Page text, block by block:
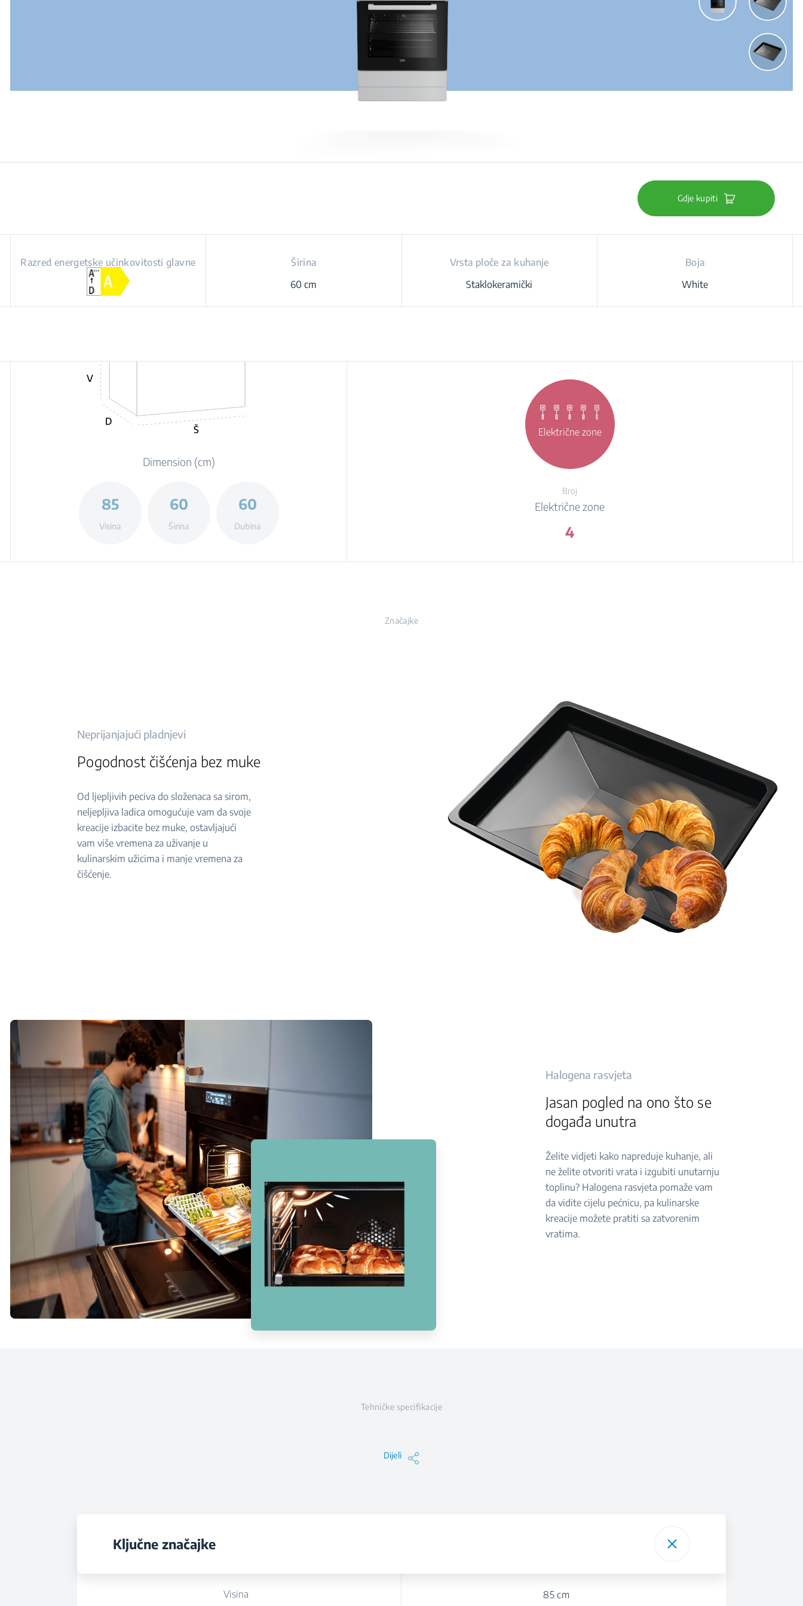
Gdje kupiti
Razred energetske učinkovitosti glavne
šupljine
Širina
60 cm
Vrsta ploče za kuhanje
Staklokeramički
Boja
White
V
D
Š
Dimension (cm)
85
Visina
60
Širina
60
Dubina
Električne zone
Broj
Električne zone
4
Značajke
Neprijanjajući pladnjevi
Pogodnost čišćenja bez muke
Od ljepljivih peciva do složenaca sa sirom,
neljepljiva ladica omogućuje vam da svoje
kreacije izbacite bez muke, ostavljajući
vam više vremena za uživanje u
kulinarskim užicima i manje vremena za
čišćenje.
Halogena rasvjeta
Jasan pogled na ono što se
događa unutra
Želite vidjeti kako napreduje kuhanje, ali
ne želite otvoriti vrata i izgubiti unutarnju
toplinu? Halogena rasvjeta pomaže vam
da vidite cijelu pećnicu, pa kulinarske
kreacije možete pratiti sa zatvorenim
vratima.
Tehničke specifikacije
Dijeli
Ključne značajke
Visina 85 cm